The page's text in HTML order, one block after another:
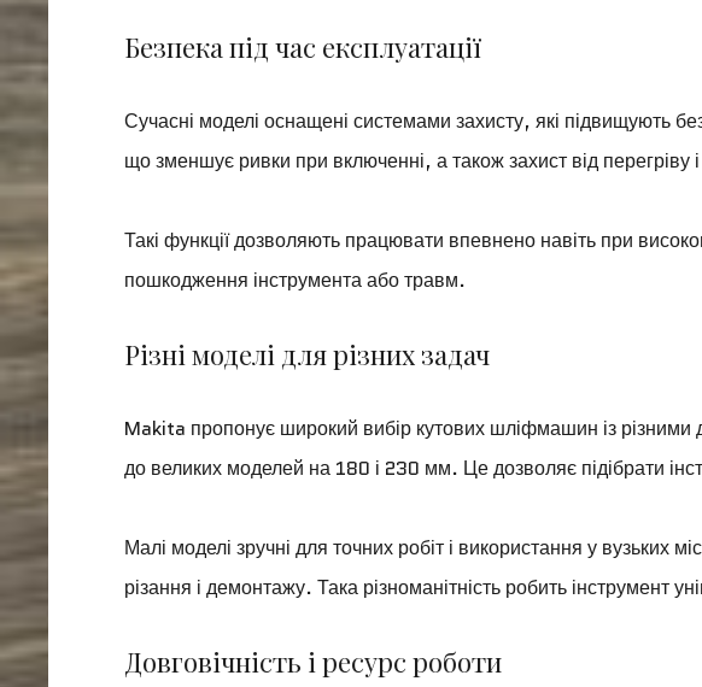
Безпека під час експлуатації
Сучасні моделі оснащені системами захисту, які підвищують
що зменшує ривки при включенні, а також захист від перегріву
Такі функції дозволяють працювати впевнено навіть при
пошкодження інструмента або травм.
Різні моделі для різних задач
Makita пропонує широкий вибір кутових шліфмашин із
до великих моделей на 180 і 230 мм. Це дозволяє підібрати
Малі моделі зручні для точних робіт і використання у вузьких
різання і демонтажу. Така різноманітність робить інструмент
Довговічність і ресурс роботи